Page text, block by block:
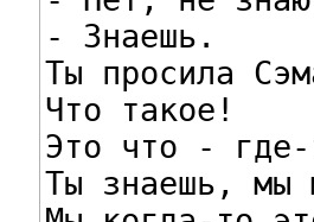
- Знаешь.
Ты просила
Что такое!
Это что - где-
Ты знаешь, мы